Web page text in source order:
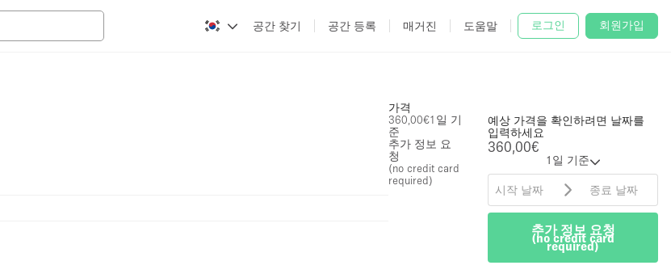
공간 찾기 공간 등록 매거진 도움말 로그인 회원가입
예상 가격을 확인하려면 날짜를
입력하세요
360,00€
1일 기준
추가 정보 요청
(no credit card
required)
가격
360,00€1일 기
준
추가 정보 요
청
(no credit card
required)